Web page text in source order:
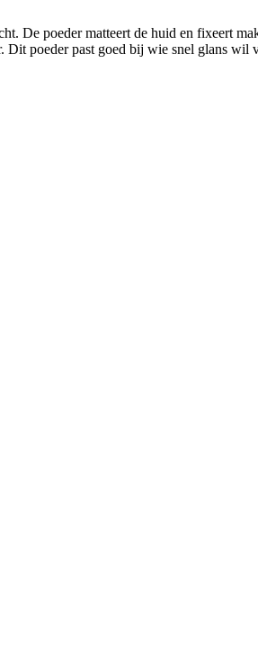
De poeder matteert de huid en fixeert
poeder past goed bij wie snel glans wil